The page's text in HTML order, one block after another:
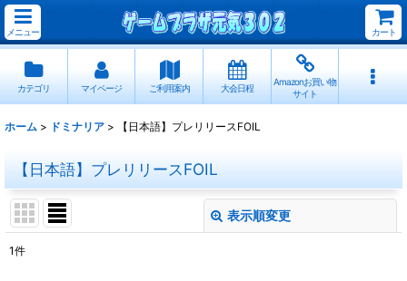
メニュー カート
カテゴリ マイページ ご利用案内 大会日程
Amazonお買い物
サイト
ホーム > ドミナリア > 【日本語】プレリリースFOIL
【日本語】プレリリースFOIL
表示順変更
1件